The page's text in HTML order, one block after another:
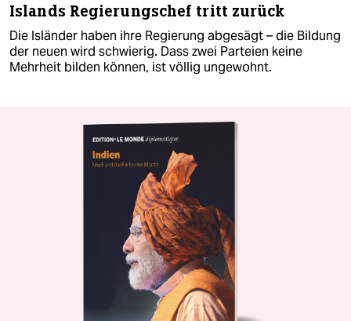
Islands Regierungschef tritt zurück
Die Isländer haben ihre Regierung abgesägt – die Bildung
der neuen wird schwierig. Dass zwei Parteien keine
Mehrheit bilden können, ist völlig ungewohnt.